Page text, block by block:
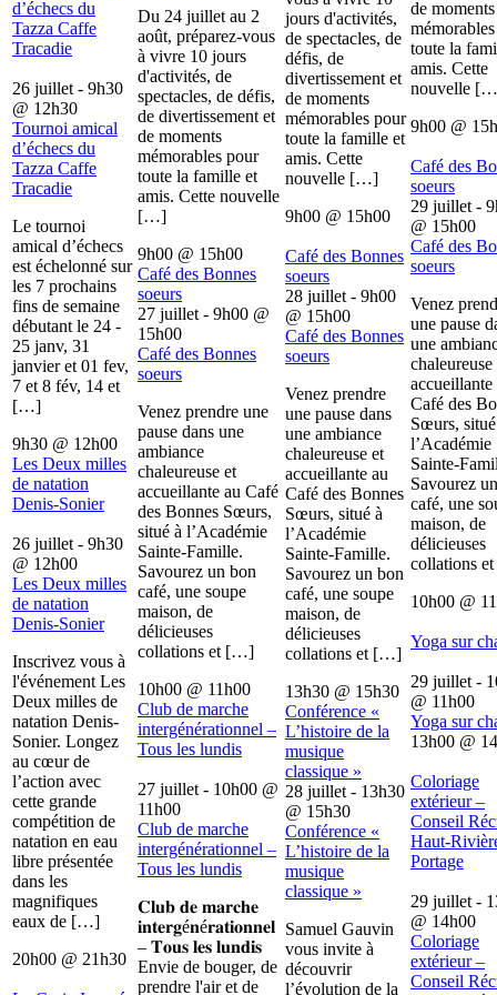
d’échecs du
Tazza Caffe
Tracadie
26 juillet - 9h30
@ 12h30
Tournoi amical
d’échecs du
Tazza Caffe
Tracadie
Le tournoi
amical d’échecs
est échelonné sur
les 7 prochains
fins de semaine
débutant le 24 -
25 janv, 31
janvier et 01 fev,
7 et 8 fév, 14 et
[…]
9h30 @ 12h00
Les Deux milles
de natation
Denis-Sonier
26 juillet - 9h30
@ 12h00
Les Deux milles
de natation
Denis-Sonier
Inscrivez vous à
l'événement Les
Deux milles de
natation Denis-
Sonier. Longez
au cœur de
l’action avec
cette grande
compétition de
natation en eau
libre présentée
dans les
magnifiques
eaux de […]
20h00 @ 21h30
Du 24 juillet au 2
août, préparez-vous
à vivre 10 jours
d'activités, de
spectacles, de défis,
de divertissement et
de moments
mémorables pour
toute la famille et
amis. Cette nouvelle
[…]
9h00 @ 15h00
Café des Bonnes
soeurs
27 juillet - 9h00 @
15h00
Café des Bonnes
soeurs
Venez prendre une
pause dans une
ambiance
chaleureuse et
accueillante au Café
des Bonnes Sœurs,
situé à l’Académie
Sainte-Famille.
Savourez un bon
café, une soupe
maison, de
délicieuses
collations et […]
10h00 @ 11h00
Club de marche
intergénérationnel –
Tous les lundis
27 juillet - 10h00 @
11h00
Club de marche
intergénérationnel –
Tous les lundis
𝐂𝐥𝐮𝐛 𝐝𝐞 𝐦𝐚𝐫𝐜𝐡𝐞
𝐢𝐧𝐭𝐞𝐫𝐠é𝐧é𝐫𝐚𝐭𝐢𝐨𝐧𝐧𝐞𝐥
– 𝐓𝐨𝐮𝐬 𝐥𝐞𝐬 𝐥𝐮𝐧𝐝𝐢𝐬
Envie de bouger, de
prendre l'air et de
jours d'activités,
de spectacles, de
défis, de
divertissement et
de moments
mémorables pour
toute la famille et
amis. Cette
nouvelle […]
9h00 @ 15h00
Café des Bonnes
soeurs
28 juillet - 9h00
@ 15h00
Café des Bonnes
soeurs
Venez prendre
une pause dans
une ambiance
chaleureuse et
accueillante au
Café des Bonnes
Sœurs, situé à
l’Académie
Sainte-Famille.
Savourez un bon
café, une soupe
maison, de
délicieuses
collations et […]
13h30 @ 15h30
Conférence «
L’histoire de la
musique
classique »
28 juillet - 13h30
@ 15h30
Conférence «
L’histoire de la
musique
classique »
Samuel Gauvin
vous invite à
découvrir
l’évolution de la
de moments
toute la
amis. Cette
nouvelle
9h00 @
Café des
soeurs
29 juillet -
@ 15h00
Café des
soeurs
Venez
une pause
une
chaleureuse
accueillante
Café des
Sœurs,
l’Académie
Sainte-
Savourez
café, une
maison, de
délicieuses
collations
10h00 @
Yoga sur
29 juillet -
@ 11h00
Yoga sur
13h00 @
Coloriage
extérieur –
Conseil
Haut-
Portage
29 juillet -
@ 14h00
Coloriage
extérieur –
Conseil